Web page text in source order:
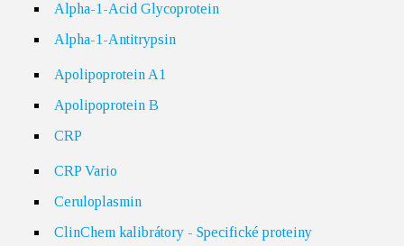
Alpha-1-Acid Glycoprotein
Alpha-1-Antitrypsin
Apolipoprotein A1
Apolipoprotein B
CRP
CRP Vario
Ceruloplasmin
ClinChem kalibrátory - Specifické proteiny